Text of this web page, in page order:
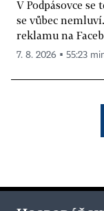
V Podpásovce
se vůbec
reklamu na
7. 8. 2026 ▪ 55:23